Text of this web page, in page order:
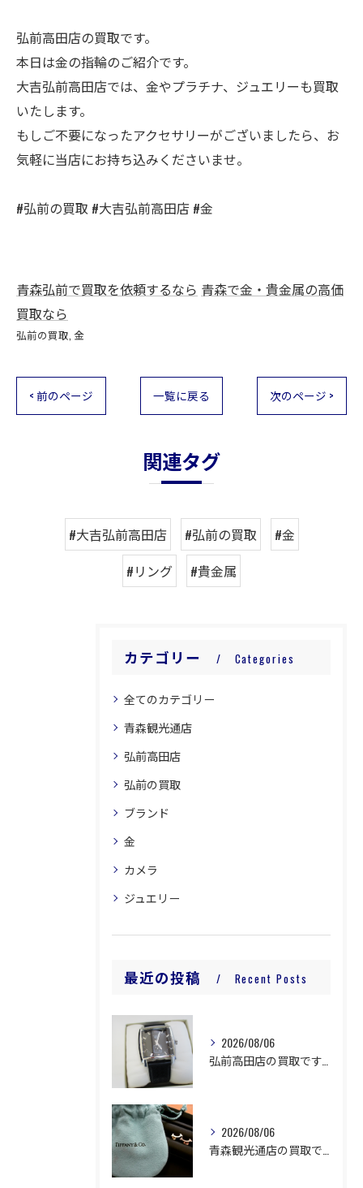
弘前高田店の買取です。
本日は金の指輪のご紹介です。
大吉弘前高田店では、金やプラチナ、ジュエリーも買取
いたします。
もしご不要になったアクセサリーがございましたら、お
気軽に当店にお持ち込みくださいませ。
#弘前の買取 #大吉弘前高田店 #金
青森弘前で買取を依頼するなら 青森で金・貴金属の高価
買取なら
弘前の買取 金
< 前のページ 一覧に戻る 次のページ >
関連タグ
#大吉弘前高田店 #弘前の買取
#金
#リング
#貴金属
カテゴリー Categories
全てのカテゴリー
青森観光通店
弘前高田店
弘前の買取
ブランド
金
カメラ
ジュエリー
最近の投稿 Recent Posts
2026/08/06
2026/08/06